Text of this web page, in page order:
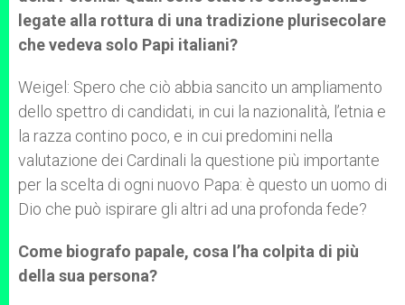
legate alla rottura di una tradizione plurisecolare
che vedeva solo Papi italiani?
Weigel: Spero che ciò abbia sancito un ampliamento
dello spettro di candidati, in cui la nazionalità, l’etnia e
la razza contino poco, e in cui predomini nella
valutazione dei Cardinali la questione più importante
per la scelta di ogni nuovo Papa: è questo un uomo di
Dio che può ispirare gli altri ad una profonda fede?
Come biografo papale, cosa l’ha colpita di più
della sua persona?